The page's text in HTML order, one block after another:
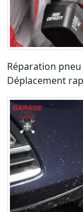
Réparation
Déplacement